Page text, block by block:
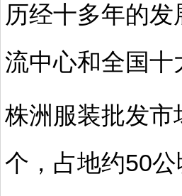
历经十多年的
流中心和全国
株洲 服装批发市
个，占地约50